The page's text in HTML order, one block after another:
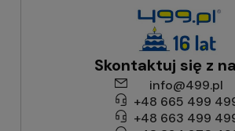
Skontaktuj się z
info@499.pl
+48 665 499
+48 663 499